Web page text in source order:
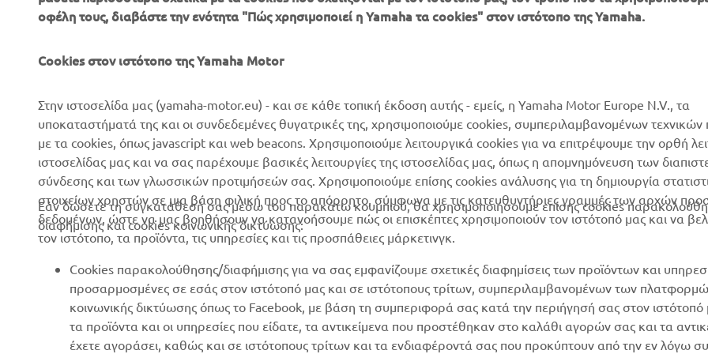
Νέα
Δίκτυο Επίσημων
Συνεργατών
Τύπος
Φυλλάδια
Γίνετε έμπορος
Βασική Πολιτική Βιώσιμης
Ανάπτυξης
Αρχές
Γήπεδα γκολφ
Πρώτοι ανταποκριτές
Robotics
Συνεργασίες
Τεχνικές πληροφορίες για
Yamalube Safety Data
Sheets
YAMAHA
Yamaha Racing
Yamaha Motor Global
Mobile Apps
διαχείριση των
χρησιμοποιημένων
μπαταριών
οφέλη τους, διαβάστε την ενότητα "Πώς χρησιμοποιεί η Yamaha τα cookies" στον ιστότοπο της Yamaha.
Cookies στον ιστότοπο της Yamaha Motor
Στην ιστοσελίδα μας (yamaha-motor.eu) - και σε κάθε τοπική έκδοση αυτής - εμείς, η Yamaha Motor Europe N.V., τα
υποκαταστήματά της και οι συνδεδεμένες θυγατρικές της, χρησιμοποιούμε cookies, συμπεριλαμβανομένων
με τα cookies, όπως javascript και web beacons. Χρησιμοποιούμε λειτουργικά cookies για να επιτρέψουμε την ορθή
ιστοσελίδας μας και να σας παρέχουμε βασικές λειτουργίες της ιστοσελίδας μας, όπως η απομνημόνευση των
σύνδεσης και των γλωσσικών προτιμήσεών σας. Χρησιμοποιούμε επίσης cookies ανάλυσης για τη δημιουργία
στοιχείων χρηστών σε μια βάση φιλική προς το απόρρητο, σύμφωνα με τις κατευθυντήριες γραμμές των αρχών
δεδομένων, ώστε να μας βοηθήσουν να κατανοήσουμε πώς οι επισκέπτες χρησιμοποιούν τον ιστότοπό μας και να
τον ιστότοπο, τα προϊόντα, τις υπηρεσίες και τις προσπάθειες μάρκετινγκ.
Εάν δώσετε τη συγκατάθεσή σας μέσω του παρακάτω κουμπιού, θα χρησιμοποιήσουμε επίσης cookies
διαφήμισης και cookies κοινωνικής δικτύωσης:
Cookies παρακολούθησης/διαφήμισης για να σας εμφανίζουμε σχετικές διαφημίσεις των προϊόντων και
προσαρμοσμένες σε εσάς στον ιστότοπό μας και σε ιστότοπους τρίτων, συμπεριλαμβανομένων των
κοινωνικής δικτύωσης όπως το Facebook, με βάση τη συμπεριφορά σας κατά την περιήγησή σας στον
τα προϊόντα και οι υπηρεσίες που είδατε, τα αντικείμενα που προστέθηκαν στο καλάθι αγορών σας και τα
έχετε αγοράσει, καθώς και σε ιστότοπους τρίτων και τα ενδιαφέροντά σας που προκύπτουν από την εν λόγω